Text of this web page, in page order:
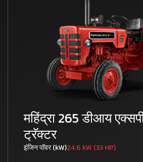
महिंद्रा 265 डीआय
ट्रॅक्टर
इंजिन पॉवर (kW)24.6 kW (33 HP)